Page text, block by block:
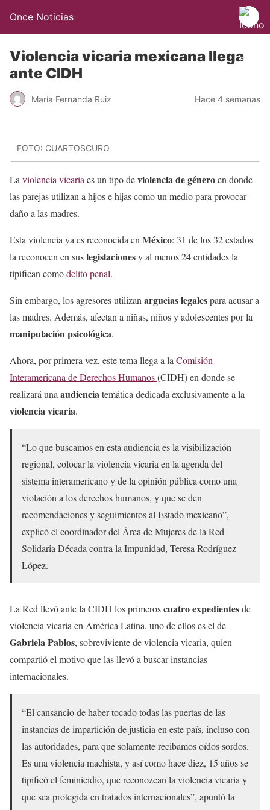
Once Noticias
Violencia vicaria mexicana llega
ante CIDH
María Fernanda Ruiz Hace 4 semanas
FOTO: CUARTOSCURO
La violencia vicaria es un tipo deviolencia de géneroen donde
las parejas utilizan a hijos e hijas como un medio para provocar
daño a las madres.
Esta violencia ya es reconocida en México: 31 de los 32 estados
la reconocen en suslegislacionesy al menos 24 entidades la
tipifican comodelito penal.
Sin embargo, los agresores utilizan argucias legalespara acusar a
las madres. Además, afectan a niñas, niños y adolescentes por la
manipulación psicológica.
Ahora, por primera vez, este tema llega a la Comisión
Interamericana de Derechos Humanos(CIDH) en donde se
realizará una audienciatemática dedicada exclusivamente a la
violencia vicaria.
“Lo que buscamos en esta audiencia es la visibilización
regional, colocar la violencia vicaria en la agenda del
sistema interamericano y de la opinión pública como una
violación a los derechos humanos, y que se den
recomendaciones y seguimientos al Estado mexicano”,
explicó el coordinador del Área de Mujeres de la Red
Solidaria Década contra la Impunidad, Teresa Rodríguez
López.
La Red llevó ante la CIDH los primeroscuatro expedientesde
violencia vicaria en América Latina, uno de ellos es el de
Gabriela Pablos, sobreviviente de violencia vicaria, quien
compartió el motivo que las llevó a buscar instancias
internacionales.
“El cansancio de haber tocado todas las puertas de las
instancias de impartición de justicia en este país, incluso con
las autoridades, para que solamente recibamos oídos sordos.
Es una violencia machista, y así como hace diez, 15 años se
tipificó el feminicidio, que reconozcan la violencia vicaria y
que sea protegida en tratados internacionales”, apuntó la